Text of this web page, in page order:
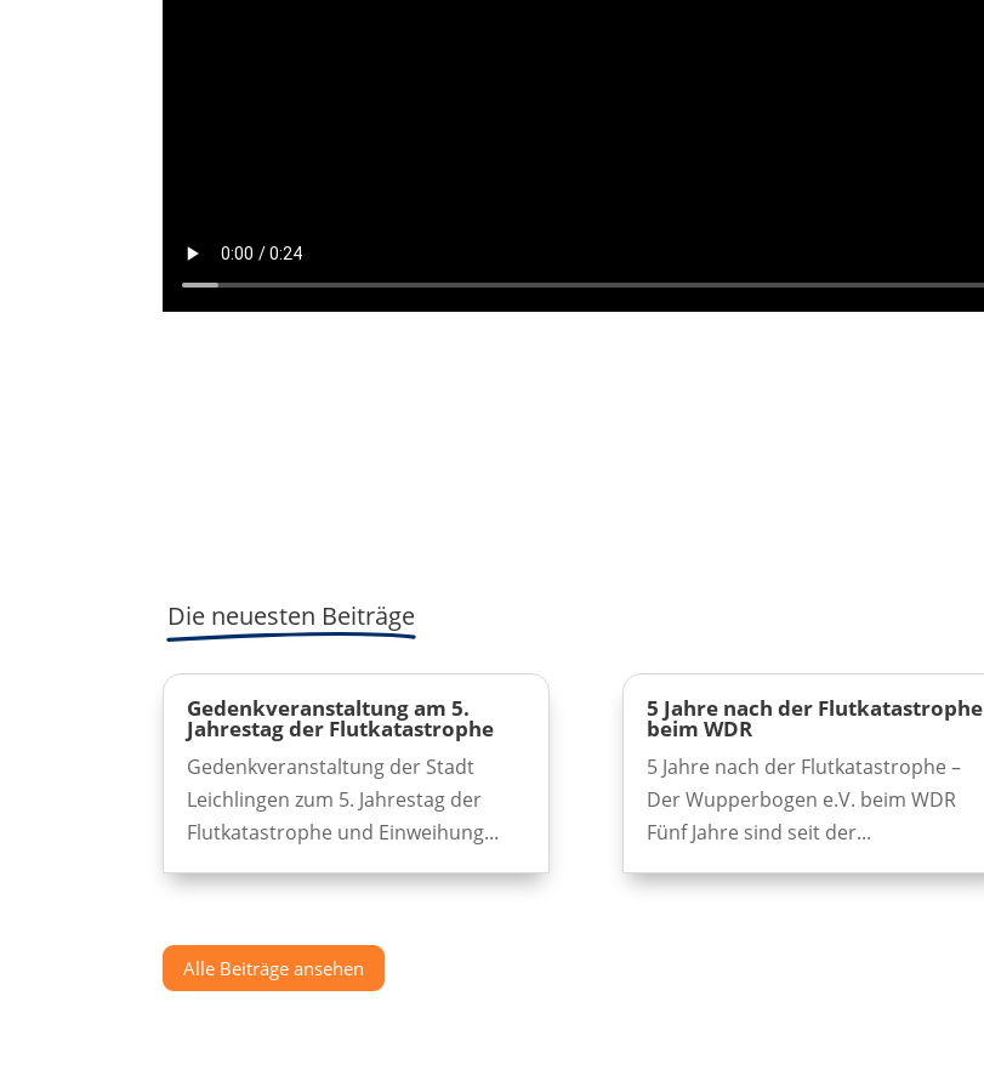
Die neuesten Beiträge
Gedenkveranstaltung am 5.
Jahrestag der Flutkatastrophe
Gedenkveranstaltung der Stadt
Leichlingen zum 5. Jahrestag der
Flutkatastrophe und Einweihung...
5 Jahre nach der Flutkatastrophe
beim WDR
5 Jahre nach der Flutkatastrophe –
Der Wupperbogen e.V. beim WDR
Fünf Jahre sind seit der...
Alle Beiträge ansehen